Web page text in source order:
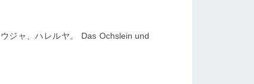
ジャ、ハレルヤ。 Das Ochslein und